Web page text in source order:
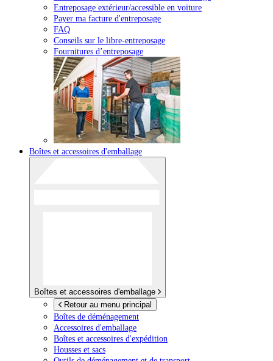
Entreposage extérieur/accessible en voiture
Payer ma facture d'entreposage
FAQ
Conseils sur le libre-entreposage
Fournitures d’entreposage
Boîtes et accessoires d'emballage
Boîtes et accessoires d'emballage
Retour au menu principal
Boîtes de déménagement
Accessoires d'emballage
Boîtes et accessoires d'expédition
Housses et sacs